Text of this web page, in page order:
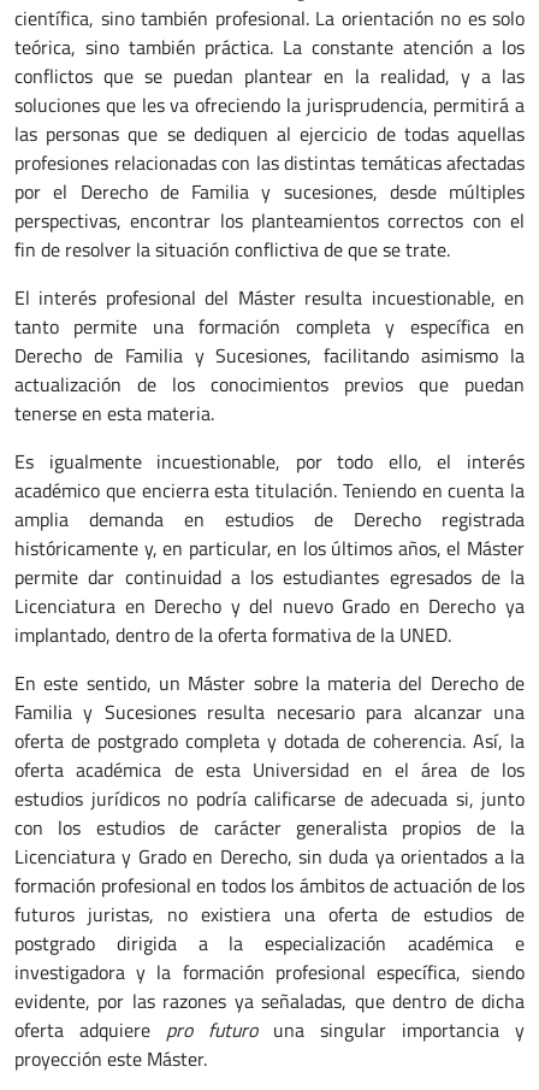
científica, sino también profesional. La orientación no es solo
teórica, sino también práctica. La constante atención a los
conflictos que se puedan plantear en la realidad, y a las
soluciones que les va ofreciendo la jurisprudencia, permitirá a
las personas que se dediquen al ejercicio de todas aquellas
profesiones relacionadas con las distintas temáticas afectadas
por el Derecho de Familia y sucesiones, desde múltiples
perspectivas, encontrar los planteamientos correctos con el
fin de resolver la situación conflictiva de que se trate.
El interés profesional del Máster resulta incuestionable, en
tanto permite una formación completa y específica en
Derecho de Familia y Sucesiones, facilitando asimismo la
actualización de los conocimientos previos que puedan
tenerse en esta materia.
Es igualmente incuestionable, por todo ello, el interés
académico que encierra esta titulación. Teniendo en cuenta la
amplia demanda en estudios de Derecho registrada
históricamente y, en particular, en los últimos años, el Máster
permite dar continuidad a los estudiantes egresados de la
Licenciatura en Derecho y del nuevo Grado en Derecho ya
implantado, dentro de la oferta formativa de la UNED.
En este sentido, un Máster sobre la materia del Derecho de
Familia y Sucesiones resulta necesario para alcanzar una
oferta de postgrado completa y dotada de coherencia. Así, la
oferta académica de esta Universidad en el área de los
estudios jurídicos no podría calificarse de adecuada si, junto
con los estudios de carácter generalista propios de la
Licenciatura y Grado en Derecho, sin duda ya orientados a la
formación profesional en todos los ámbitos de actuación de los
futuros juristas, no existiera una oferta de estudios de
postgrado dirigida a la especialización académica e
investigadora y la formación profesional específica, siendo
evidente, por las razones ya señaladas, que dentro de dicha
oferta adquiere pro futurouna singular importancia y
proyección este Máster.